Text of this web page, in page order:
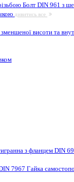
Болт DIN 961 з
дивитись все
висоти та
з фланцем DIN
7967 Гайка